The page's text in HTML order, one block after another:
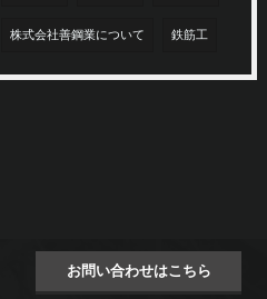
株式会社善鋼業について 鉄筋工
お問い合わせはこちら